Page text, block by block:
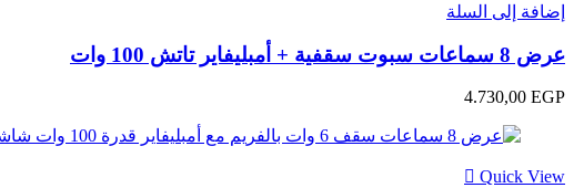
إضافة إلى السلة
عرض 8 سماعات سبوت سقفية + أمبليفاير تاتش 100 وات
4.730,00 EGP
Quick View